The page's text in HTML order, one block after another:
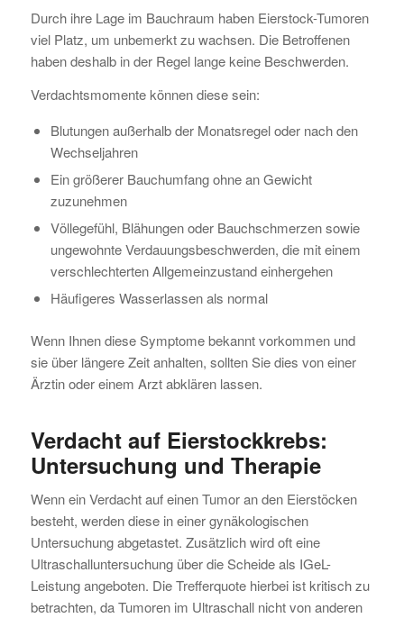
Durch ihre Lage im Bauchraum haben Eierstock-Tumoren
viel Platz, um unbemerkt zu wachsen. Die Betroffenen
haben deshalb in der Regel lange keine Beschwerden.
Verdachtsmomente können diese sein:
Blutungen außerhalb der Monatsregel oder nach den
Wechseljahren
Ein größerer Bauchumfang ohne an Gewicht
zuzunehmen
Völlegefühl, Blähungen oder Bauchschmerzen sowie
ungewohnte Verdauungsbeschwerden, die mit einem
verschlechterten Allgemeinzustand einhergehen
Häufigeres Wasserlassen als normal
Wenn Ihnen diese Symptome bekannt vorkommen und
sie über längere Zeit anhalten, sollten Sie dies von einer
Ärztin oder einem Arzt abklären lassen.
Verdacht auf Eierstockkrebs:
Untersuchung und Therapie
Wenn ein Verdacht auf einen Tumor an den Eierstöcken
besteht, werden diese in einer gynäkologischen
Untersuchung abgetastet. Zusätzlich wird oft eine
Ultraschalluntersuchung über die Scheide als IGeL-
Leistung angeboten. Die Trefferquote hierbei ist kritisch zu
betrachten, da Tumoren im Ultraschall nicht von anderen